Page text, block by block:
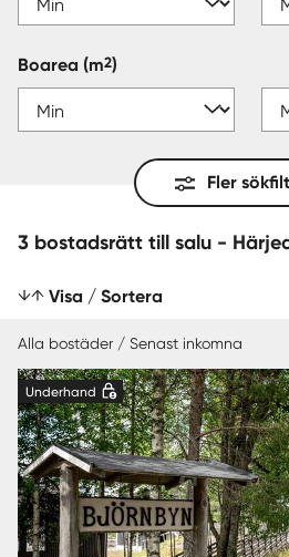
Boarea (m2)
Fler
3
Visa / Sortera
Alla bostäder / Senast inkomna
Underhand